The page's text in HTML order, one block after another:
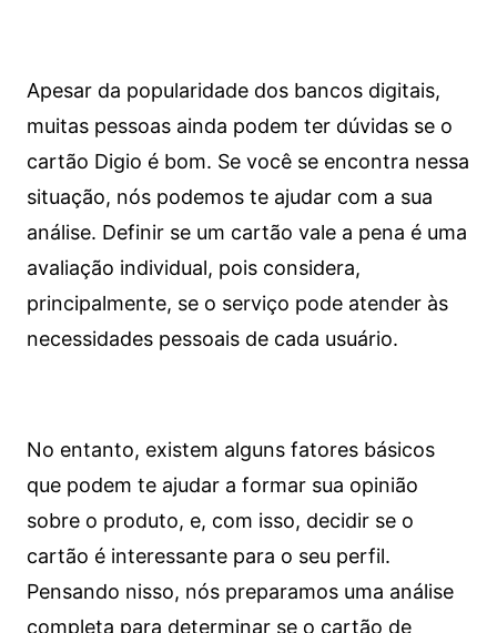
Apesar da popularidade dos bancos digitais,
muitas pessoas ainda podem ter dúvidas se o
cartão Digio é bom. Se você se encontra nessa
situação, nós podemos te ajudar com a sua
análise. Definir se um cartão vale a pena é uma
avaliação individual, pois considera,
principalmente, se o serviço pode atender às
necessidades pessoais de cada usuário.
No entanto, existem alguns fatores básicos
que podem te ajudar a formar sua opinião
sobre o produto, e, com isso, decidir se o
cartão é interessante para o seu perfil.
Pensando nisso, nós preparamos uma análise
completa para determinar se o cartão de